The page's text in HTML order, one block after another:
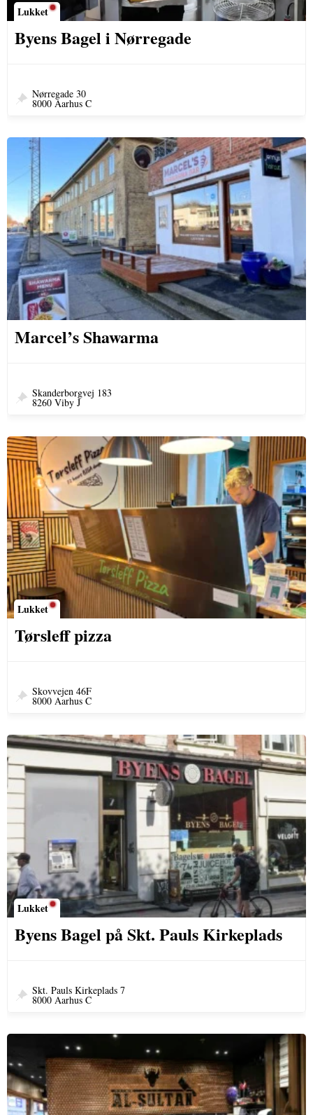
Lukket
Byens Bagel i Nørregade
Nørregade 30
8000 Aarhus C
Marcel’s Shawarma
Skanderborgvej 183
8260 Viby J
Lukket
Tørsleff pizza
Skovvejen 46F
8000 Aarhus C
Lukket
Byens Bagel på Skt. Pauls Kirkeplads
Skt. Pauls Kirkeplads 7
8000 Aarhus C